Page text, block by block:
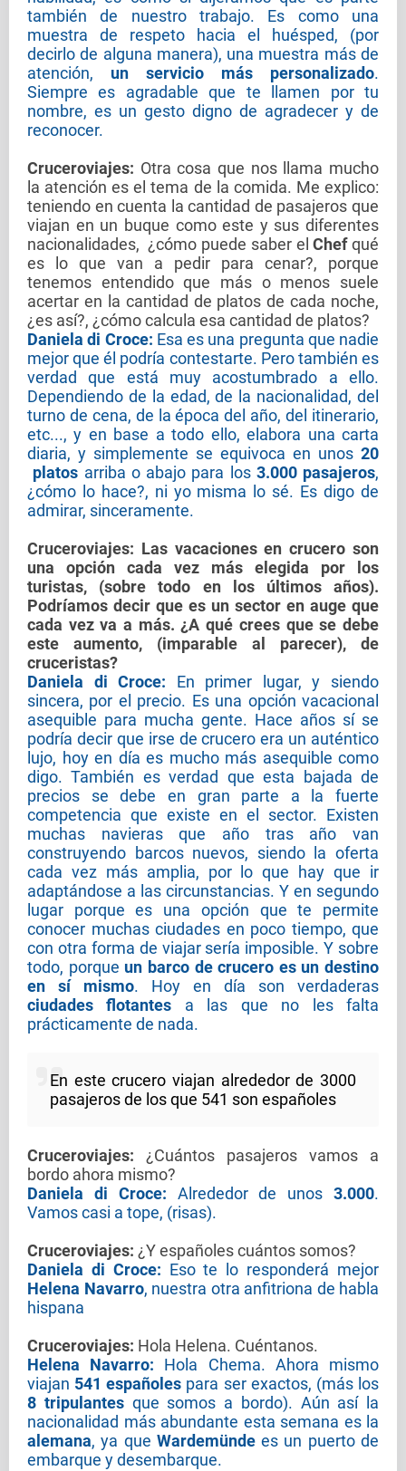
también de nuestro trabajo. Es como una
muestra de respeto hacia el huésped, (por
decirlo de alguna manera), una muestra más de
atención, un servicio más personalizado.
Siempre es agradable que te llamen por tu
nombre, es un gesto digno de agradecer y de
reconocer.
Cruceroviajes: Otra cosa que nos llama mucho
la atención es el tema de la comida. Me explico:
teniendo en cuenta la cantidad de pasajeros que
viajan en un buque como este y sus diferentes
nacionalidades, ¿cómo puede saber elChefqué
es lo que van a pedir para cenar?, porque
tenemos entendido que más o menos suele
acertar en la cantidad de platos de cada noche,
¿es así?, ¿cómo calcula esa cantidad de platos?
Daniela di Croce: Esa es una pregunta que nadie
mejor que él podría contestarte. Pero también es
verdad que está muy acostumbrado a ello.
Dependiendo de la edad, de la nacionalidad, del
turno de cena, de la época del año, del itinerario,
etc..., y en base a todo ello, elabora una carta
diaria, y simplemente se equivoca en unos 20
platos arriba o abajo para los 3.000 pasajeros,
¿cómo lo hace?, ni yo misma lo sé. Es digo de
admirar, sinceramente.
Cruceroviajes: Las vacaciones en crucero son
una opción cada vez más elegida por los
turistas, (sobre todo en los últimos años).
Podríamos decir que es un sector en auge que
cada vez va a más. ¿A qué crees que se debe
este aumento, (imparable al parecer), de
cruceristas?
Daniela di Croce:
En primer lugar, y siendo
sincera, por el precio. Es una opción vacacional
asequible para mucha gente. Hace años sí se
podría decir que irse de crucero era un auténtico
lujo, hoy en día es mucho más asequible como
digo. También es verdad que esta bajada de
precios se debe en gran parte a la fuerte
competencia que existe en el sector. Existen
muchas navieras que año tras año van
construyendo barcos nuevos, siendo la oferta
cada vez más amplia, por lo que hay que ir
adaptándose a las circunstancias. Y en segundo
lugar porque es una opción que te permite
conocer muchas ciudades en poco tiempo, que
con otra forma de viajar sería imposible. Y sobre
todo, porque un barco de crucero es un destino
en sí mismo. Hoy en día son verdaderas
ciudades flotantes a las que no les falta
prácticamente de nada.
En este crucero viajan alrededor de 3000
pasajeros de los que 541 son españoles
Cruceroviajes: ¿Cuántos pasajeros vamos a
bordo ahora mismo?
Daniela di Croce: Alrededor de unos3.000.
Vamos casi a tope, (risas).
Cruceroviajes: ¿Y españoles cuántos somos?
Daniela di Croce: Eso te lo responderá mejor
Helena Navarro, nuestra otra anfitriona de habla
hispana
Cruceroviajes: Hola Helena. Cuéntanos.
Helena Navarro: Hola Chema. Ahora mismo
viajan 541 españoles para ser exactos, (más los
8 tripulantesque somos a bordo). Aún así la
nacionalidad más abundante esta semana es la
alemana, ya que Wardemündees un puerto de
embarque y desembarque.